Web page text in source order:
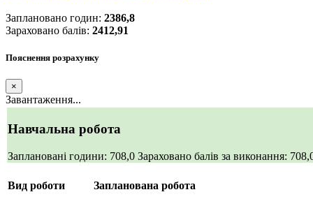
Заплановано годин: 2386,8
Зараховано балів: 2412,91
Пояснення розрахунку
×
Завантаження...
Навчальна робота
Заплановані години: 708,0 Зараховано балів за виконання:
Вид роботи Запланована робота